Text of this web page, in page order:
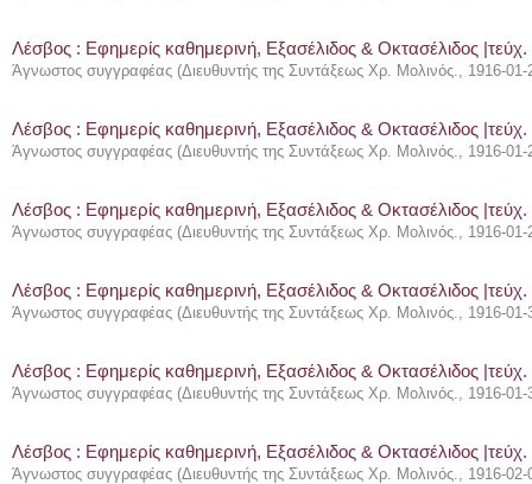
Λέσβος : Eφημερίς καθημερινή, Εξασέλιδος & Οκτασέλιδος
Άγνωστος συγγραφέας (Διευθυντής της Συντάξεως Χρ. Μολινός., 1916-01-
Λέσβος : Eφημερίς καθημερινή, Εξασέλιδος & Οκτασέλιδος
Άγνωστος συγγραφέας (Διευθυντής της Συντάξεως Χρ. Μολινός., 1916-01-
Λέσβος : Eφημερίς καθημερινή, Εξασέλιδος & Οκτασέλιδος
Άγνωστος συγγραφέας (Διευθυντής της Συντάξεως Χρ. Μολινός., 1916-01-
Λέσβος : Eφημερίς καθημερινή, Εξασέλιδος & Οκτασέλιδος
Άγνωστος συγγραφέας (Διευθυντής της Συντάξεως Χρ. Μολινός., 1916-01-
Λέσβος : Eφημερίς καθημερινή, Εξασέλιδος & Οκτασέλιδος
Άγνωστος συγγραφέας (Διευθυντής της Συντάξεως Χρ. Μολινός., 1916-01-
Λέσβος : Eφημερίς καθημερινή, Εξασέλιδος & Οκτασέλιδος
Άγνωστος συγγραφέας (Διευθυντής της Συντάξεως Χρ. Μολινός., 1916-02-